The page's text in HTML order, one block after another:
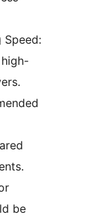
Speed:
be